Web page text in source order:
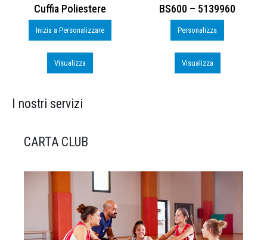
Cuffia Poliestere
Inizia a Personalizzare
Visualizza
BS600 – 5139960
Personalizza
Visualizza
I nostri servizi
CARTA CLUB